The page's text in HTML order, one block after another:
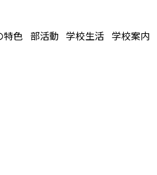
特色 部活動 学校生活 学校案内